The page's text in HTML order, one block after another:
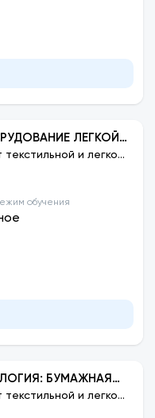
ЛЕГКОЙ
и легкой
обучения
БУМАЖНАЯ
и легкой